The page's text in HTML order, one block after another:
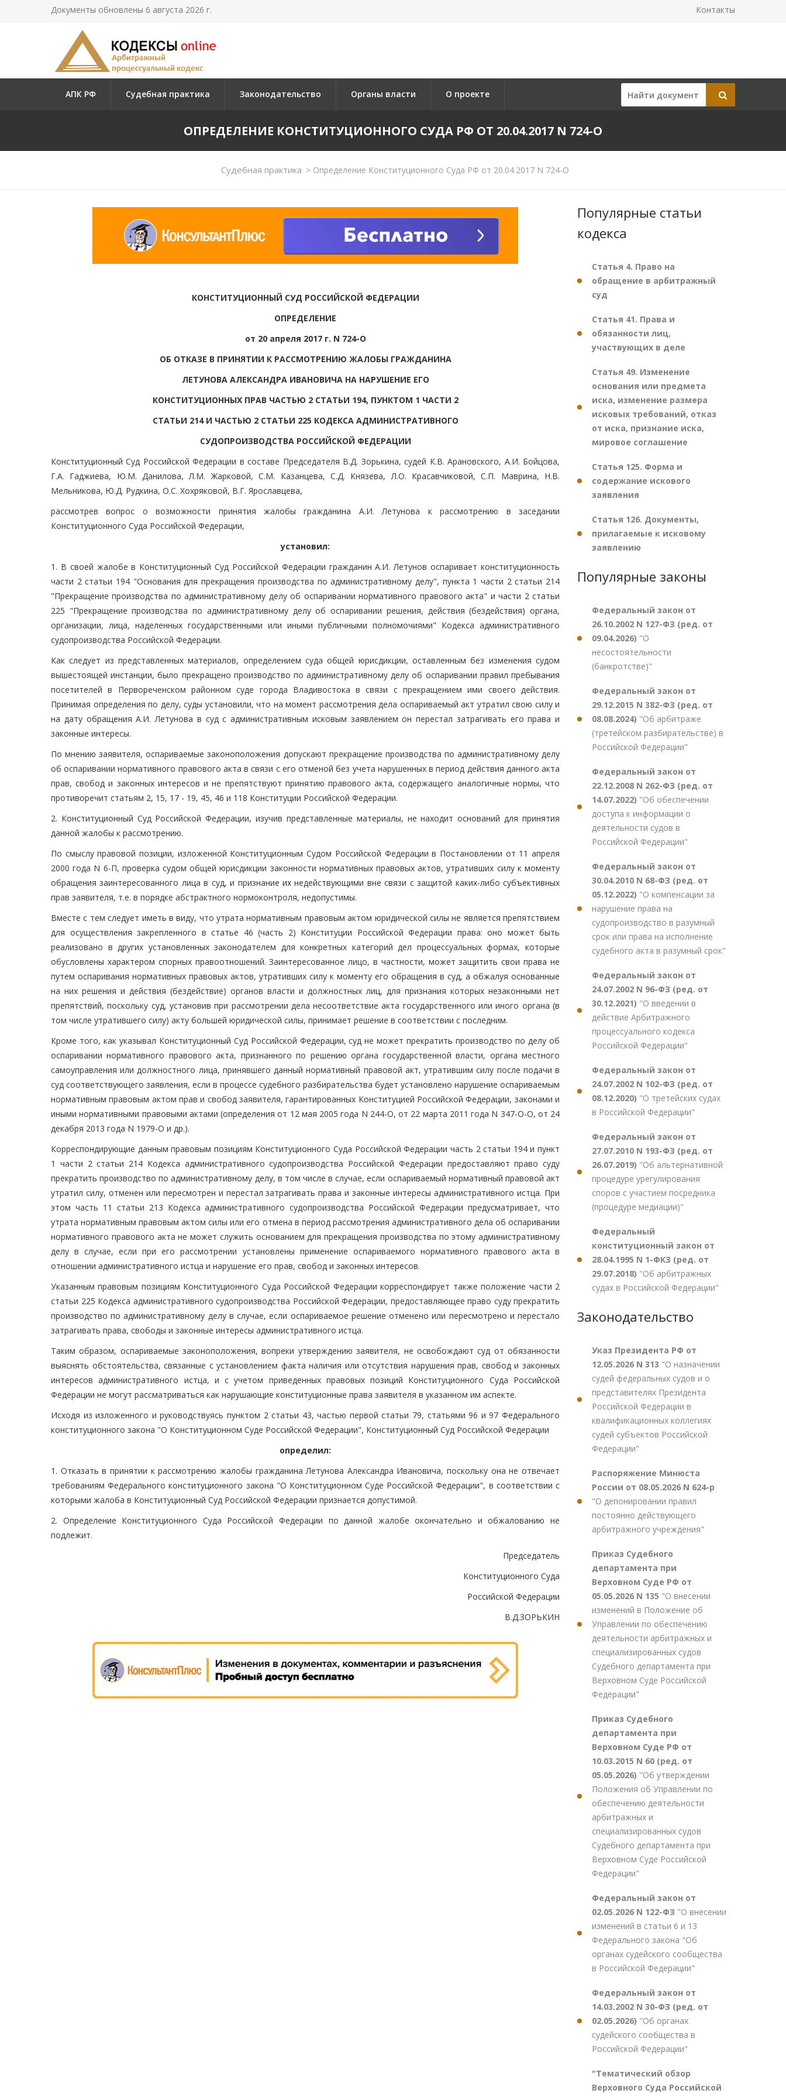
Документы обновлены 6 августа 2026 г. Контакты
АПК РФ Судебная практика Законодательство Органы власти О проекте
ОПРЕДЕЛЕНИЕ КОНСТИТУЦИОННОГО СУДА РФ ОТ 20.04.2017 N 724-О
Судебная практика > Определение Конституционного Суда РФ от 20.04.2017 N 724-О
КОНСТИТУЦИОННЫЙ СУД РОССИЙСКОЙ ФЕДЕРАЦИИ
ОПРЕДЕЛЕНИЕ
от 20 апреля 2017 г. N 724-О
ОБ ОТКАЗЕ В ПРИНЯТИИ К РАССМОТРЕНИЮ ЖАЛОБЫ ГРАЖДАНИНА
ЛЕТУНОВА АЛЕКСАНДРА ИВАНОВИЧА НА НАРУШЕНИЕ ЕГО
КОНСТИТУЦИОННЫХ ПРАВ ЧАСТЬЮ 2 СТАТЬИ 194, ПУНКТОМ 1 ЧАСТИ 2
СТАТЬИ 214 И ЧАСТЬЮ 2 СТАТЬИ 225 КОДЕКСА АДМИНИСТРАТИВНОГО
СУДОПРОИЗВОДСТВА РОССИЙСКОЙ ФЕДЕРАЦИИ
Конституционный Суд Российской Федерации в составе Председателя В.Д. Зорькина, судей К.В. Арановского, А.И. Бойцова,
Г.А. Гаджиева, Ю.М. Данилова, Л.М. Жарковой, С.М. Казанцева, С.Д. Князева, Л.О. Красавчиковой, С.П. Маврина, Н.В.
Мельникова, Ю.Д. Рудкина, О.С. Хохряковой, В.Г. Ярославцева,
рассмотрев вопрос о возможности принятия жалобы гражданина А.И. Летунова к рассмотрению в заседании
Конституционного Суда Российской Федерации,
установил:
1. В своей жалобе в Конституционный Суд Российской Федерации гражданин А.И. Летунов оспаривает конституционность
части 2 статьи 194 "Основания для прекращения производства по административному делу", пункта 1 части 2 статьи 214
"Прекращение производства по административному делу об оспаривании нормативного правового акта" и части 2 статьи
225 "Прекращение производства по административному делу об оспаривании решения, действия (бездействия) органа,
организации, лица, наделенных государственными или иными публичными полномочиями" Кодекса административного
судопроизводства Российской Федерации.
Как следует из представленных материалов, определением суда общей юрисдикции, оставленным без изменения судом
вышестоящей инстанции, было прекращено производство по административному делу об оспаривании правил пребывания
посетителей в Первореченском районном суде города Владивостока в связи с прекращением ими своего действия.
Принимая определения по делу, суды установили, что на момент рассмотрения дела оспариваемый акт утратил свою силу и
на дату обращения А.И. Летунова в суд с административным исковым заявлением он перестал затрагивать его права и
законные интересы.
По мнению заявителя, оспариваемые законоположения допускают прекращение производства по административному делу
об оспаривании нормативного правового акта в связи с его отменой без учета нарушенных в период действия данного акта
прав, свобод и законных интересов и не препятствуют принятию правового акта, содержащего аналогичные нормы, что
противоречит статьям 2, 15, 17 - 19, 45, 46 и 118 Конституции Российской Федерации.
2. Конституционный Суд Российской Федерации, изучив представленные материалы, не находит оснований для принятия
данной жалобы к рассмотрению.
По смыслу правовой позиции, изложенной Конституционным Судом Российской Федерации в Постановлении от 11 апреля
2000 года N 6-П, проверка судом общей юрисдикции законности нормативных правовых актов, утративших силу к моменту
обращения заинтересованного лица в суд, и признание их недействующими вне связи с защитой каких-либо субъективных
прав заявителя, т.е. в порядке абстрактного нормоконтроля, недопустимы.
Вместе с тем следует иметь в виду, что утрата нормативным правовым актом юридической силы не является препятствием
для осуществления закрепленного в статье 46 (часть 2) Конституции Российской Федерации права: оно может быть
реализовано в других установленных законодателем для конкретных категорий дел процессуальных формах, которые
обусловлены характером спорных правоотношений. Заинтересованное лицо, в частности, может защитить свои права не
путем оспаривания нормативных правовых актов, утративших силу к моменту его обращения в суд, а обжалуя основанные
на них решения и действия (бездействие) органов власти и должностных лиц, для признания которых незаконными нет
препятствий, поскольку суд, установив при рассмотрении дела несоответствие акта государственного или иного органа (в
том числе утратившего силу) акту большей юридической силы, принимает решение в соответствии с последним.
Кроме того, как указывал Конституционный Суд Российской Федерации, суд не может прекратить производство по делу об
оспаривании нормативного правового акта, признанного по решению органа государственной власти, органа местного
самоуправления или должностного лица, принявшего данный нормативный правовой акт, утратившим силу после подачи в
суд соответствующего заявления, если в процессе судебного разбирательства будет установлено нарушение оспариваемым
нормативным правовым актом прав и свобод заявителя, гарантированных Конституцией Российской Федерации, законами и
иными нормативными правовыми актами (определения от 12 мая 2005 года N 244-О, от 22 марта 2011 года N 347-О-О, от 24
декабря 2013 года N 1979-О и др.).
Корреспондирующие данным правовым позициям Конституционного Суда Российской Федерации часть 2 статьи 194 и пункт
1 части 2 статьи 214 Кодекса административного судопроизводства Российской Федерации предоставляют право суду
прекратить производство по административному делу, в том числе в случае, если оспариваемый нормативный правовой акт
утратил силу, отменен или пересмотрен и перестал затрагивать права и законные интересы административного истца. При
этом часть 11 статьи 213 Кодекса административного судопроизводства Российской Федерации предусматривает, что
утрата нормативным правовым актом силы или его отмена в период рассмотрения административного дела об оспаривании
нормативного правового акта не может служить основанием для прекращения производства по этому административному
делу в случае, если при его рассмотрении установлены применение оспариваемого нормативного правового акта в
отношении административного истца и нарушение его прав, свобод и законных интересов.
Указанным правовым позициям Конституционного Суда Российской Федерации корреспондирует также положение части 2
статьи 225 Кодекса административного судопроизводства Российской Федерации, предоставляющее право суду прекратить
производство по административному делу в случае, если оспариваемое решение отменено или пересмотрено и перестало
затрагивать права, свободы и законные интересы административного истца.
Таким образом, оспариваемые законоположения, вопреки утверждению заявителя, не освобождают суд от обязанности
выяснять обстоятельства, связанные с установлением факта наличия или отсутствия нарушения прав, свобод и законных
интересов административного истца, и с учетом приведенных правовых позиций Конституционного Суда Российской
Федерации не могут рассматриваться как нарушающие конституционные права заявителя в указанном им аспекте.
Исходя из изложенного и руководствуясь пунктом 2 статьи 43, частью первой статьи 79, статьями 96 и 97 Федерального
конституционного закона "О Конституционном Суде Российской Федерации", Конституционный Суд Российской Федерации
определил:
1. Отказать в принятии к рассмотрению жалобы гражданина Летунова Александра Ивановича, поскольку она не отвечает
требованиям Федерального конституционного закона "О Конституционном Суде Российской Федерации", в соответствии с
которыми жалоба в Конституционный Суд Российской Федерации признается допустимой.
2. Определение Конституционного Суда Российской Федерации по данной жалобе окончательно и обжалованию не
подлежит.
Председатель
Конституционного Суда
Российской Федерации
В.Д.ЗОРЬКИН
Популярные статьи
кодекса
Статья 4. Право на
обращение в арбитражный
суд
Статья 41. Права и
обязанности лиц,
участвующих в деле
Статья 49. Изменение
основания или предмета
иска, изменение размера
исковых требований, отказ
от иска, признание иска,
мировое соглашение
Статья 125. Форма и
содержание искового
заявления
Статья 126. Документы,
прилагаемые к исковому
заявлению
Популярные законы
Федеральный закон от
26.10.2002 N 127-ФЗ (ред. от
09.04.2026) "О
несостоятельности
(банкротстве)"
Федеральный закон от
29.12.2015 N 382-ФЗ (ред. от
08.08.2024) "Об арбитраже
(третейском разбирательстве) в
Российской Федерации"
Федеральный закон от
22.12.2008 N 262-ФЗ (ред. от
14.07.2022) "Об обеспечении
доступа к информации о
деятельности судов в
Российской Федерации"
Федеральный закон от
30.04.2010 N 68-ФЗ (ред. от
05.12.2022) "О компенсации за
нарушение права на
судопроизводство в разумный
срок или права на исполнение
судебного акта в разумный срок"
Федеральный закон от
24.07.2002 N 96-ФЗ (ред. от
30.12.2021) "О введении в
действие Арбитражного
процессуального кодекса
Российской Федерации"
Федеральный закон от
24.07.2002 N 102-ФЗ (ред. от
08.12.2020) "О третейских судах
в Российской Федерации"
Федеральный закон от
27.07.2010 N 193-ФЗ (ред. от
26.07.2019) "Об альтернативной
процедуре урегулирования
споров с участием посредника
(процедуре медиации)"
Федеральный
конституционный закон от
28.04.1995 N 1-ФКЗ (ред. от
29.07.2018) "Об арбитражных
судах в Российской Федерации"
Законодательство
Указ Президента РФ от
12.05.2026 N 313 "О назначении
судей федеральных судов и о
представителях Президента
Российской Федерации в
квалификационных коллегиях
судей субъектов Российской
Федерации"
Распоряжение Минюста
России от 08.05.2026 N 624-р
"О депонировании правил
постоянно действующего
арбитражного учреждения"
Приказ Судебного
департамента при
Верховном Суде РФ от
05.05.2026 N 135 "О внесении
изменений в Положение об
Управлении по обеспечению
деятельности арбитражных и
специализированных судов
Судебного департамента при
Верховном Суде Российской
Федерации"
Приказ Судебного
департамента при
Верховном Суде РФ от
10.03.2015 N 60 (ред. от
05.05.2026) "Об утверждении
Положения об Управлении по
обеспечению деятельности
арбитражных и
специализированных судов
Судебного департамента при
Верховном Суде Российской
Федерации"
Федеральный закон от
02.05.2026 N 122-ФЗ "О внесении
изменений в статьи 6 и 13
Федерального закона "Об
органах судейского сообщества
в Российской Федерации"
Федеральный закон от
14.03.2002 N 30-ФЗ (ред. от
02.05.2026) "Об органах
судейского сообщества в
Российской Федерации"
"Тематический обзор
Верховного Суда Российской